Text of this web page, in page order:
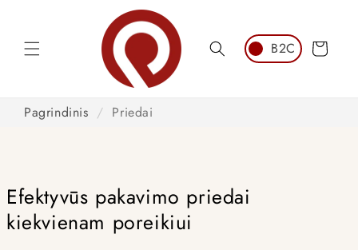
Krepšelis
Pagrindinis / Priedai
Efektyvūs pakavimo priedai
kiekvienam poreikiui